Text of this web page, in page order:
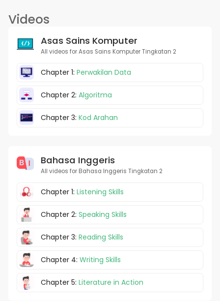
Videos
Asas Sains Komputer
All videos for Asas Sains Komputer Tingkatan 2
Chapter 1: Perwakilan Data
Chapter 2: Algoritma
Chapter 3: Kod Arahan
Bahasa Inggeris
All videos for Bahasa Inggeris Tingkatan 2
Chapter 1: Listening Skills
Chapter 2: Speaking Skills
Chapter 3: Reading Skills
Chapter 4: Writing Skills
Chapter 5: Literature in Action